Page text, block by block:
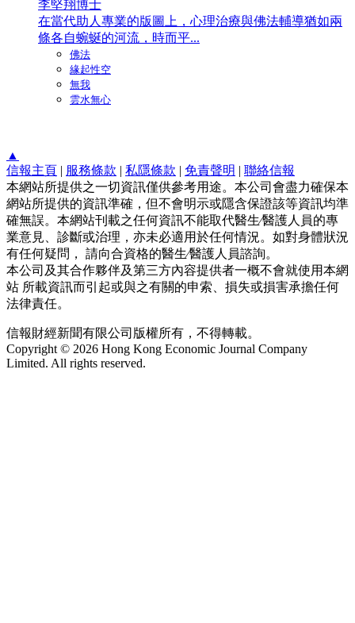
李堅翔博士
在當代助人專業的版圖上，心理治療與佛法輔導猶如兩
條各自蜿蜒的河流，時而平...
佛法
緣起性空
無我
雲水無心
▲
信報主頁 | 服務條款 | 私隱條款 | 免責聲明 | 聯絡信報
本網站所提供之一切資訊僅供參考用途。本公司會盡力確保本
網站所提供的資訊準確，但不會明示或隱含保證該等資訊均準
確無誤。本網站刊載之任何資訊不能取代醫生∕醫護人員的專
業意見、診斷或治理，亦未必適用於任何情況。如對身體狀況
有任何疑問， 請向合資格的醫生∕醫護人員諮詢。
本公司及其合作夥伴及第三方內容提供者一概不會就使用本網
站 所載資訊而引起或與之有關的申索、損失或損害承擔任何
法律責任。
信報財經新聞有限公司版權所有，不得轉載。
Copyright © 2026 Hong Kong Economic Journal Company
Limited. All rights reserved.